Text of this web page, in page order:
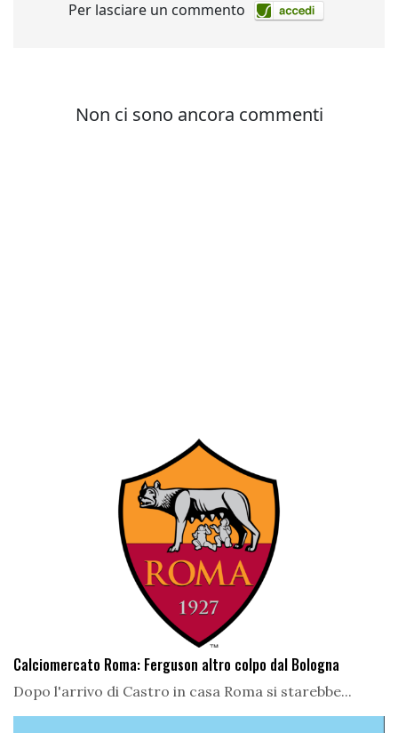
Calciomercato Roma: Ferguson altro colpo dal Bologna
Dopo l'arrivo di Castro in casa Roma si starebbe...